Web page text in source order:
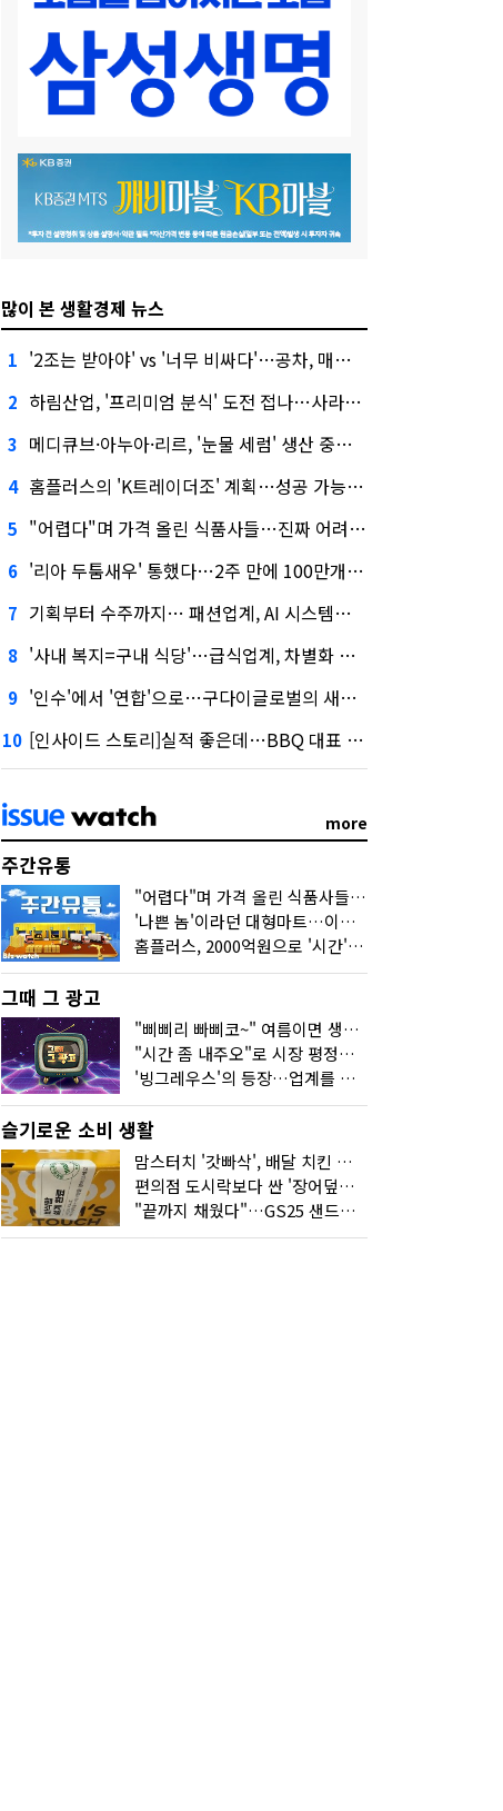
많이 본 생활경제 뉴스
1 '2조는 받아야' vs '너무 비싸다'…공차, 매각 성공할까
2 하림산업, '프리미엄 분식' 도전 접나…사라진 '멜팅피스'
3 메디큐브·아누아·리르, '눈물 세럼' 생산 중단한다
4 홈플러스의 'K트레이더조' 계획…성공 가능성은 '글쎄'
5 "어렵다"며 가격 올린 식품사들…진짜 어려운 거 맞아?
6 '리아 두툼새우' 통했다…2주 만에 100만개 판매
7 기획부터 수주까지… 패션업계, AI 시스템화 박차
8 '사내 복지=구내 식당'…급식업계, 차별화 경쟁 본격화
9 '인수'에서 '연합'으로…구다이글로벌의 새로운 투자법
10 [인사이드 스토리]실적 좋은데…BBQ 대표 '파리목숨'된 이유
more
주간유통
"어렵다"며 가격 올린 식품사들…진짜 어려운 거 맞아?
'나쁜 놈'이라던 대형마트…이젠 '불쌍한 놈' 됐다
홈플러스, 2000억원으로 '시간'을 샀다
그때 그 광고
"삐삐리 빠삐코~" 여름이면 생각나는 그 노래
"시간 좀 내주오"로 시장 평정한 하이마트
'빙그레우스'의 등장…업계를 흔든 '세계관' 마케팅
슬기로운 소비 생활
맘스터치 '갓빠삭', 배달 치킨 선입견을 바꿨다
편의점 도시락보다 싼 '장어덮밥'…오뚜기가 해냈다
"끝까지 채웠다"…GS25 샌드위치의 달라진 '속'사정